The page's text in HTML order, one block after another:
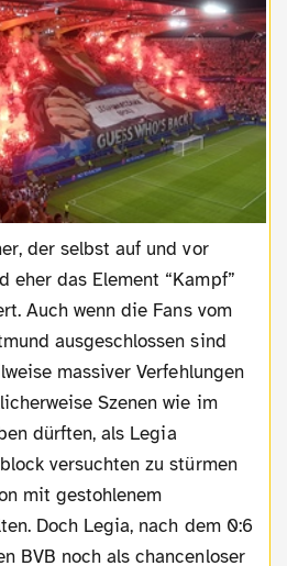
eher das Element “Kampf”
Auch wenn die Fans vom
ausgeschlossen sind
massiver Verfehlungen
Szenen wie im
dürften, als Legia
versuchten zu stürmen
mit gestohlenem
Doch Legia, nach dem 0:6
BVB noch als chancenloser